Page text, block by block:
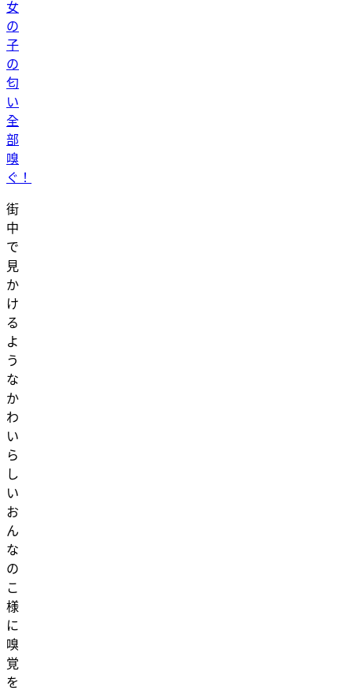
女
の
子
の
匂
い
全
部
嗅
ぐ！
街
中
で
見
か
け
る
よ
う
な
か
わ
い
ら
し
い
お
ん
な
の
こ
様
に
嗅
覚
を